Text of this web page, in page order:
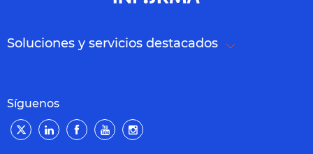
Soluciones y servicios destacados
Síguenos